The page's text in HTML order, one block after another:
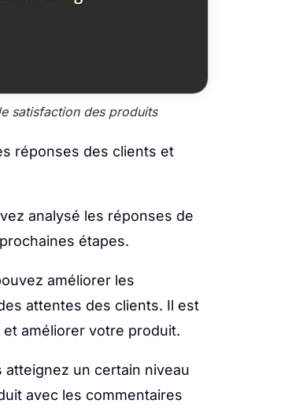
satisfaction des produits
réponses des clients et
analysé les réponses de
étapes.
améliorer les
attentes des clients. Il est
améliorer votre produit.
atteignez un certain niveau
avec les commentaires